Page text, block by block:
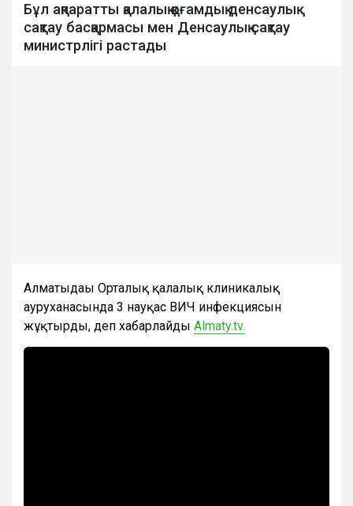
Бұл ақпаратты қалалық қоғамдық денсаулық
сақтау басқармасы мен Денсаулық сақтау
министрлігі растады
Алматыдағы Орталық қалалық клиникалық
ауруханасында 3 науқас ВИЧ инфекциясын
жұқтырды, деп хабарлайды Almaty.tv.